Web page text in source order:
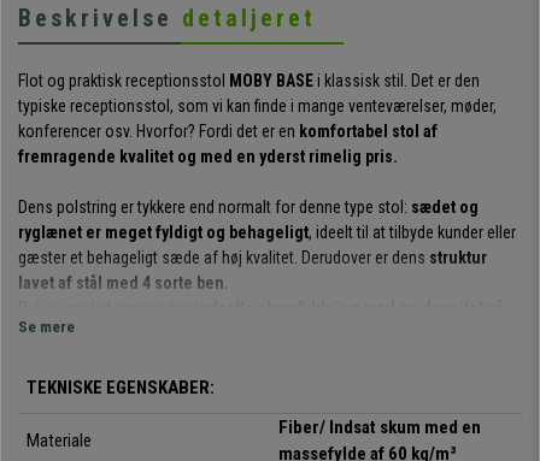
Beskrivelse detaljeret
Flot og praktisk receptionsstol MOBY BASEi klassisk stil. Det er den
typiske receptionsstol, som vi kan finde i mange venteværelser, møder,
konferencer osv. Hvorfor? Fordi det er en komfortabel stol af
fremragende kvalitet og med en yderst rimelig pris.
Dens polstring er tykkere end normalt for denne type stol: sædet og
ryglænet er meget fyldigt og behageligt, ideelt til at tilbyde kunder eller
gæster et behageligt sæde af høj kvalitet. Derudover er dens struktur
lavet af stål med 4 sorte ben.
60 kg/m³
ogikke deformeres ved brug eller med tiden.
Det er en meget praktisk og anvendelig model : Den kan bruges til
Se mere
TEKNISKE EGENSKABER:
Materiale
Fiber/ Indsat skum med en
massefylde af 60 kg/m³